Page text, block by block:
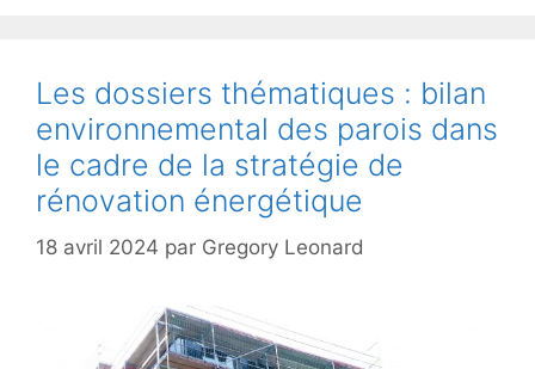
Les dossiers thématiques : bilan
environnemental des parois dans
le cadre de la stratégie de
rénovation énergétique
18 avril 2024 par Gregory Leonard